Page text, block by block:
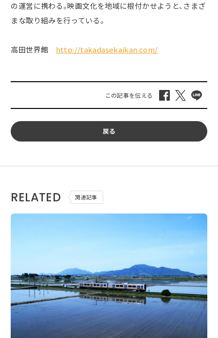
の運営に携わる。映画文化を地域に根付かせようと、さまざ
まな取り組みを行っている。
高田世界館 http://takadasekaikan.com/
戻る
RELATED 関連記事